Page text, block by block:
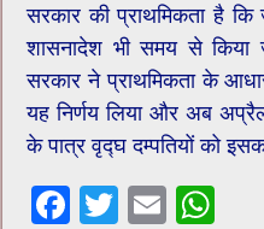
सरकार की प्राथमिकता है कि
शासनादेश भी समय से किया
सरकार ने प्राथमिकता के
यह निर्णय लिया और अब
के पात्र वृद्घ दम्पतियों को
F
T
E